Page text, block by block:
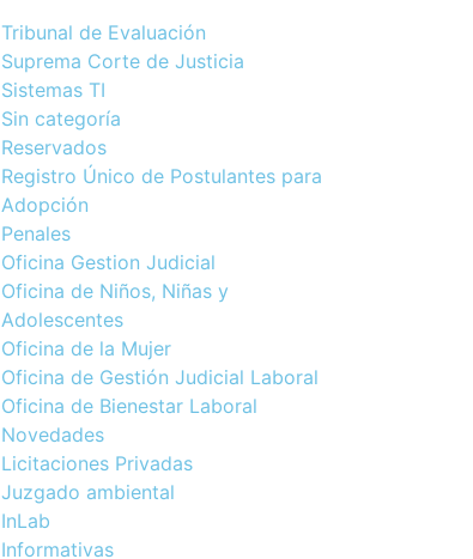
Tribunal de Evaluación
Suprema Corte de Justicia
Sistemas TI
Sin categoría
Reservados
Registro Único de Postulantes para
Adopción
Penales
Oficina Gestion Judicial
Oficina de Niños, Niñas y
Adolescentes
Oficina de la Mujer
Oficina de Gestión Judicial Laboral
Oficina de Bienestar Laboral
Novedades
Licitaciones Privadas
Juzgado ambiental
InLab
Informativas